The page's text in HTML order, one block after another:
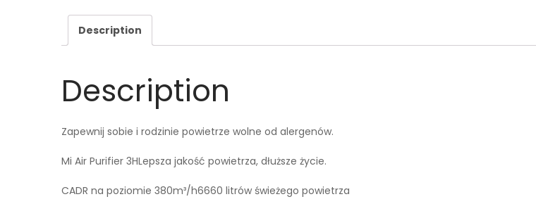
Description
Description
Zapewnij sobie i rodzinie powietrze wolne od alergenów.
Mi Air Purifier 3HLepsza jakość powietrza, dłuższe życie.
CADR na poziomie 380m³/h6660 litrów świeżego powietrza